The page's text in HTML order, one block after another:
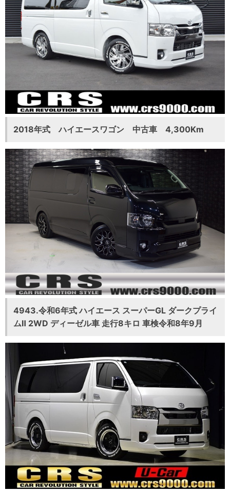
2018年式 ハイエースワゴン 中古車 4,300Km
4943.令和6年式 ハイエース スーパーGL ダークプライ
ムⅡ 2WD ディーゼル車 走行8キロ 車検令和8年9月